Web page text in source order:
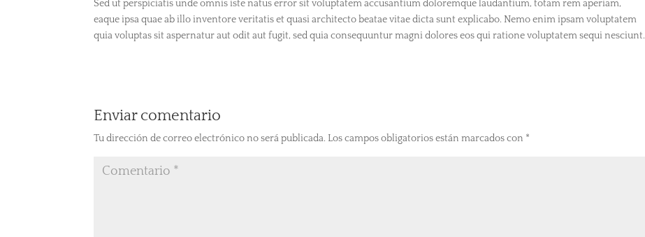
Sed ut perspiciatis unde omnis iste natus error sit voluptatem accusantium doloremque laudantium, totam rem aperiam,
eaque ipsa quae ab illo inventore veritatis et quasi architecto beatae vitae dicta sunt explicabo. Nemo enim ipsam voluptatem
quia voluptas sit aspernatur aut odit aut fugit, sed quia consequuntur magni dolores eos qui ratione voluptatem sequi nesciunt.
Enviar comentario
Tu dirección de correo electrónico no será publicada. Los campos obligatorios están marcados con *